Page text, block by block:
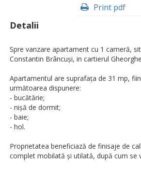
Print pdf
Detalii
Spre vanzare apartament cu 1 cameră,
Constantin Brâncuși, in cartierul
Apartamentul are suprafața de 31 mp,
următoarea dispunere:
- bucătărie;
- nișă de dormit;
- baie;
- hol.
Proprietatea beneficiază de finisaje de
complet mobilată și utilată, după cum se